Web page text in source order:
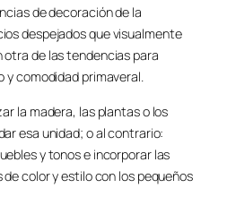
de decoración de la
despejados que visualmente
de las tendencias para
y comodidad primaveral.
la madera, las plantas o los
esa unidad; o al contrario:
y tonos e incorporar las
color y estilo con los pequeños